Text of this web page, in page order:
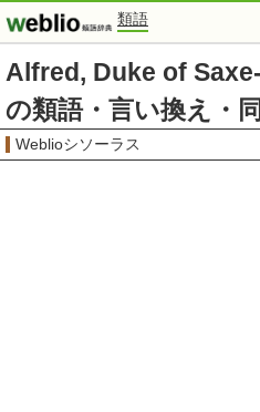
類語
Alfred, Duke of
の類語・言い換え・
Weblioシソーラス